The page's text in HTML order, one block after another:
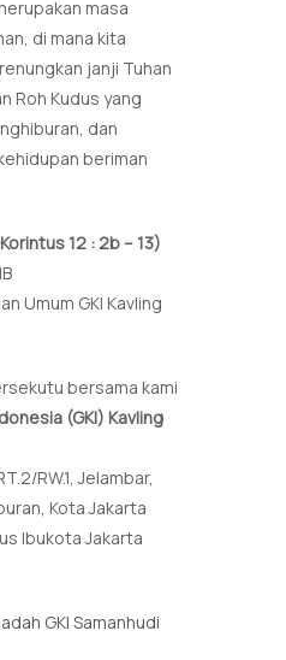
masa
di mana kita
janji Tuhan
Roh Kudus yang
dan
beriman
12 : 2b – 13)
Umum GKI Kavling
bersama kami
(GKI) Kavling
RW.1, Jelambar,
Kota Jakarta
Ibukota Jakarta
GKI Samanhudi